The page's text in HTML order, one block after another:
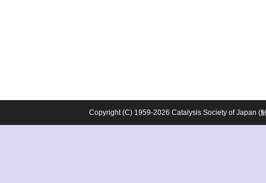
Copyright (C) 1959-2026 Catalysis Society of Japan (